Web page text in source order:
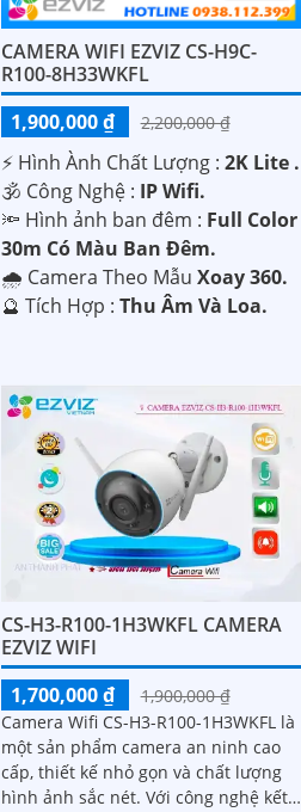
CAMERA WIFI EZVIZ CS-H9C-
R100-8H33WKFL
1,900,000 ₫
2,200,000 ₫
️⚡ Hình Ành Chất Lượng : 2K Lite .
🕉️ Công Nghệ : IP Wifi.
🔦 Hình ảnh ban đêm : Full Color
30m Có Màu Ban Ðêm.
🌧️ Camera Theo Mẫu Xoay 360.
️🔮 Tích Hợp : Thu Âm Và Loa.
CS-H3-R100-1H3WKFL CAMERA
EZVIZ WIFI
1,700,000 ₫
1,900,000 ₫
Camera Wifi CS-H3-R100-1H3WKFL là
một sản phẩm camera an ninh cao
cấp, thiết kế nhỏ gọn và chất lượng
hình ảnh sắc nét. Với công nghệ kết